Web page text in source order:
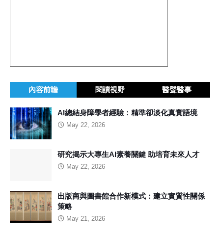
內容前瞻 閱讀視野 醫聲醫事
AI總結身障學者經驗：精準卻淡化真實語境
May 22, 2026
研究揭示大專生AI素養關鍵 助培育未來人才
May 22, 2026
出版商與圖書館合作新模式：建立實質性關係
策略
May 21, 2026